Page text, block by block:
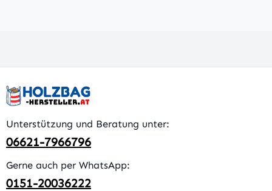
Unterstützung und Beratung unter:
06621-7966796
Gerne auch per WhatsApp:
0151-20036222